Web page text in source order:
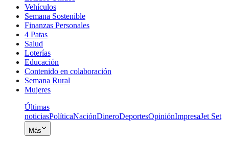
Vehículos
Semana Sostenible
Finanzas Personales
4 Patas
Salud
Loterías
Educación
Contenido en colaboración
Semana Rural
Mujeres
Últimas
noticiasPolíticaNaciónDineroDeportesOpiniónImpresaJet Set
Más